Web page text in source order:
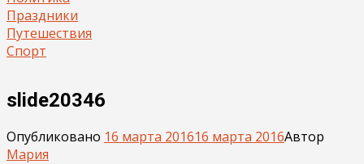
Праздники
Путешествия
Спорт
slide20346
Опубликовано 16 марта 201616 марта 2016Автор
Мария